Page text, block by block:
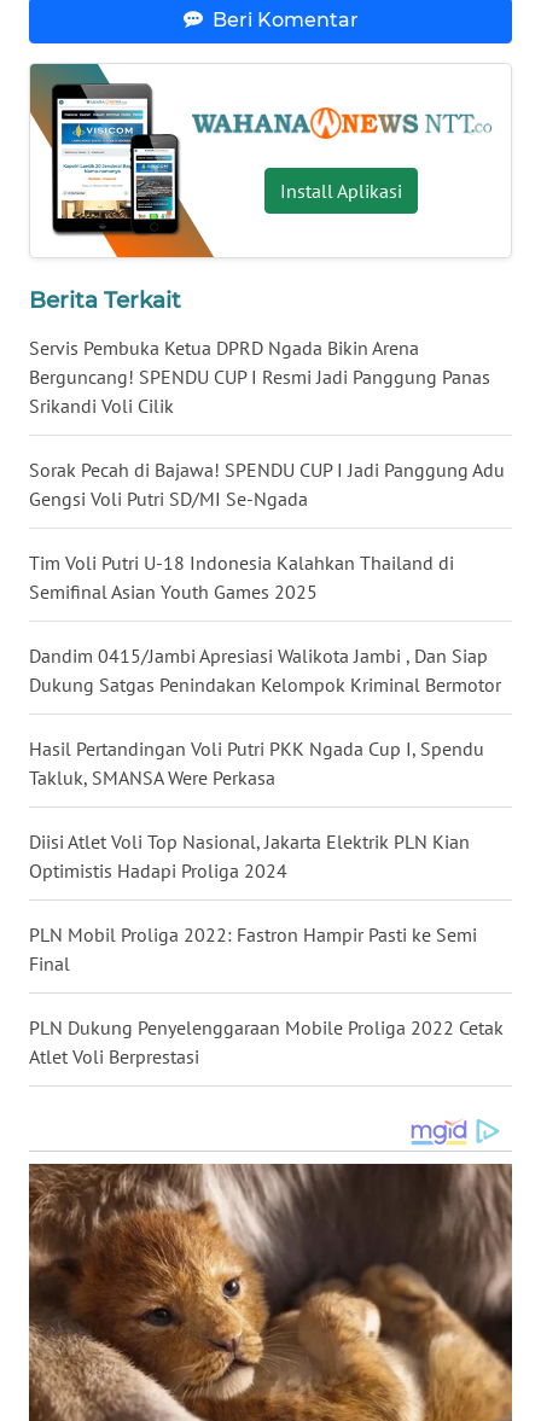
Beri Komentar
Install Aplikasi
Berita Terkait
Servis Pembuka Ketua DPRD Ngada Bikin Arena
Berguncang! SPENDU CUP I Resmi Jadi Panggung Panas
Srikandi Voli Cilik
Sorak Pecah di Bajawa! SPENDU CUP I Jadi Panggung Adu
Gengsi Voli Putri SD/MI Se-Ngada
Tim Voli Putri U-18 Indonesia Kalahkan Thailand di
Semifinal Asian Youth Games 2025
Dandim 0415/Jambi Apresiasi Walikota Jambi , Dan Siap
Dukung Satgas Penindakan Kelompok Kriminal Bermotor
Hasil Pertandingan Voli Putri PKK Ngada Cup I, Spendu
Takluk, SMANSA Were Perkasa
Diisi Atlet Voli Top Nasional, Jakarta Elektrik PLN Kian
Optimistis Hadapi Proliga 2024
PLN Mobil Proliga 2022: Fastron Hampir Pasti ke Semi
Final
PLN Dukung Penyelenggaraan Mobile Proliga 2022 Cetak
Atlet Voli Berprestasi
WN
JATENG
WN
NUSANTARA
JATIM
WN
WN
KALTENG
WN
KALTARA
WN
KALSEL
WN
KALTIM
WN
WN
SULUT
WN
MALUKU
WN
MALUT
WN